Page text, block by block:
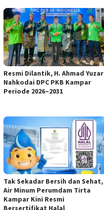
Resmi Dilantik, H. Ahmad Yuzar
Nahkodai DPC PKB Kampar
Periode 2026–2031
Tak Sekadar Bersih dan Sehat,
Air Minum Perumdam Tirta
Kampar Kini Resmi
Bersertifikat Halal